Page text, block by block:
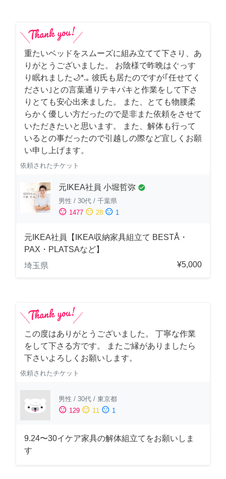
重たいベッドをスムーズに組み立てて下さり、あ
りがとうございました。 お陰様で昨晩はぐっす
り眠れました🌙*.｡ 彼氏も居たのですが｢任せてく
ださい｣との言葉通りテキパキと作業をして下さ
りとても安心出来ました。 また、とても物腰柔
らかく優しい方だったので是非また依頼をさせて
いただきたいと思います。 また、解体も行って
いるとの事だったので引越しの際など宜しくお願
い申し上げます。
依頼されたチケット
元IKEA社員 小堀哲弥 check_circle
男性 / 30代 / 千葉県
sentiment_satisfied 1477 sentiment_neutral 28 sentiment_dissatisfied 1
元IKEA社員【IKEA収納家具組立て BESTÅ・
PAX・PLATSAなど】
埼玉県
¥5,000
この度はありがとうございました。 丁寧な作業
をして下さる方です。 またご縁がありましたら
下さいよろしくお願いします。
依頼されたチケット
男性 / 30代 / 東京都
sentiment_satisfied 129 sentiment_neutral 11 sentiment_dissatisfied 1
9.24〜30イケア家具の解体組立てをお願いしま
す